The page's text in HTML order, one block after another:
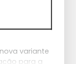
variante
para a